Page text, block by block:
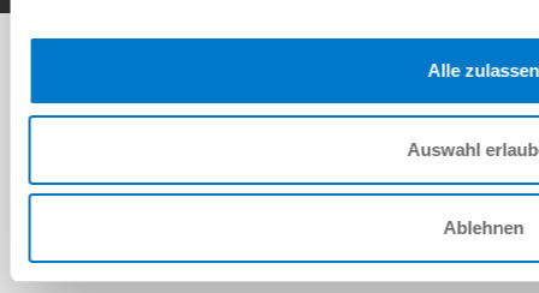
Alle zulassen
Auswahl
Ablehnen